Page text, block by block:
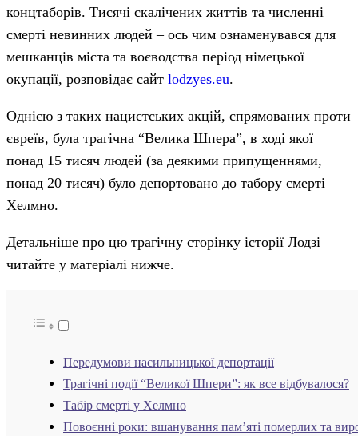
концтаборів. Тисячі скалічених життів та численні
смерті невинних людей – ось чим ознаменувався для
мешканців міста та воєводства період німецької
окупації, розповідає сайт lodzyes.eu.
Однією з таких нацистських акцій, спрямованих проти
євреїв, була трагічна “Велика Шпера”, в ході якої
понад 15 тисяч людей (за деякими припущеннями,
понад 20 тисяч) було депортовано до табору смерті
Хелмно.
Детальніше про цю трагічну сторінку історії Лодзі
читайте у матеріалі нижче.
Передумови насильницької депортації
Трагічні події “Великої Шпери”: як все відбувалося?
Табір смерті у Хелмно
Повоєнні роки: вшанування пам’яті померлих та